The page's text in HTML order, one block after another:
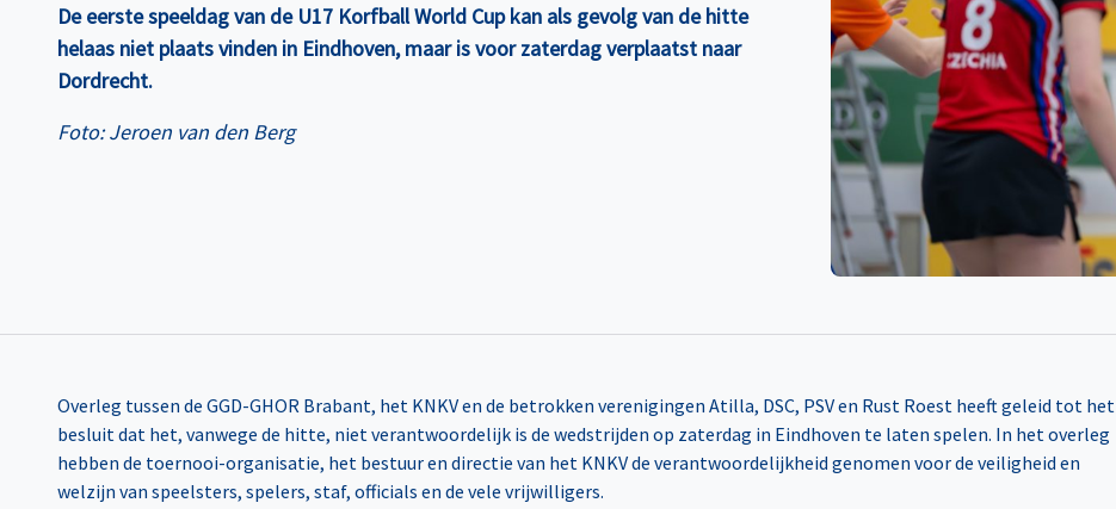
De eerste speeldag van de U17 Korfball World Cup kan als gevolg van de hitte
helaas niet plaats vinden in Eindhoven, maar is voor zaterdag verplaatst naar
Dordrecht.
Foto: Jeroen van den Berg
Overleg tussen de GGD-GHOR Brabant, het KNKV en de betrokken verenigingen Atilla, DSC, PSV en Rust Roest heeft geleid tot het
besluit dat het, vanwege de hitte, niet verantwoordelijk is de wedstrijden op zaterdag in Eindhoven te laten spelen. In het overleg
hebben de toernooi-organisatie, het bestuur en directie van het KNKV de verantwoordelijkheid genomen voor de veiligheid en
welzijn van speelsters, spelers, staf, officials en de vele vrijwilligers.